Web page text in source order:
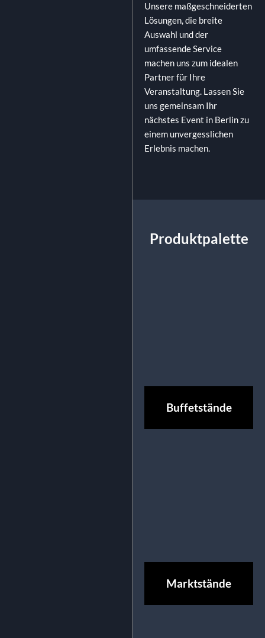
Unsere maßgeschneiderten
Lösungen, die breite
Auswahl und der
umfassende Service
machen uns zum idealen
Partner für Ihre
Veranstaltung. Lassen Sie
uns gemeinsam Ihr
nächstes Event in Berlin zu
einem unvergesslichen
Erlebnis machen.
Produktpalette
Buffetstände
Marktstände